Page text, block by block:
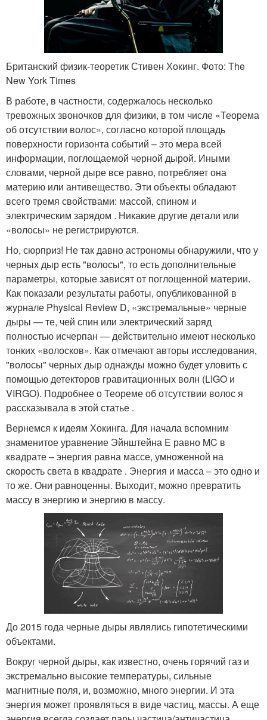
Британский физик-теоретик Стивен Хокинг. Фото: The
New York Times
В работе, в частности, содержалось несколько
тревожных звоночков для физики, в том числе «Теорема
об отсутствии волос», согласно которой площадь
поверхности горизонта событий – это мера всей
информации, поглощаемой черной дырой. Иными
словами, черной дыре все равно, потребляет она
материю или антивещество. Эти объекты обладают
всего тремя свойствами: массой, спином и
электрическим зарядом . Никакие другие детали или
«волосы» не регистрируются.
Но, сюрприз! Не так давно астрономы обнаружили, что у
черных дыр есть "волосы", то есть дополнительные
параметры, которые зависят от поглощенной материи.
Как показали результаты работы, опубликованной в
журнале Physical Review D, «экстремальные» черные
дыры — те, чей спин или электрический заряд
полностью исчерпан — действительно имеют несколько
тонких «волосков». Как отмечают авторы исследования,
"волосы" черных дыр однажды можно будет уловить с
помощью детекторов гравитационных волн (LIGO и
VIRGO). Подробнее о Теореме об отсутствии волос я
рассказывала в этой статье .
Вернемся к идеям Хокинга. Для начала вспомним
знаменитое уравнение Эйнштейна E равно MC в
квадрате – энергия равна массе, умноженной на
скорость света в квадрате . Энергия и масса – это одно и
то же. Они равноценны. Выходит, можно превратить
массу в энергию и энергию в массу.
До 2015 года черные дыры являлись гипотетическими
объектами.
Вокруг черной дыры, как известно, очень горячий газ и
экстремально высокие температуры, сильные
магнитные поля, и, возможно, много энергии. И эта
энергия может проявляться в виде частиц, массы. А еще